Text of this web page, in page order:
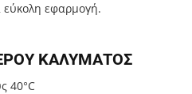
εύκολη εφαρμογή.
ΚΑΛΥΜΑΤΟΣ
40°C